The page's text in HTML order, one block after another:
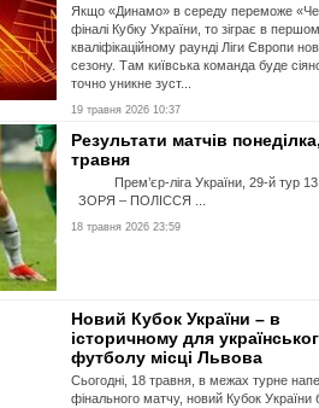
Якщо «Динамо» в середу переможе
фіналі Кубку України, то зіграє в
кваліфікаційному раунді Ліги Європи
сезону. Там київська команда буде
точно уникне зуст...
19 травня 2026 10:37
Результати матчів
травня
Прем’єр-ліга України, 29-й тур
ЗОРЯ – ПОЛІССЯ ...
18 травня 2026 23:59
Новий Кубок України – в
історичному для
футболу місці Львова
Сьогодні, 18 травня, в межах турне
фінального матчу, новий Кубок України